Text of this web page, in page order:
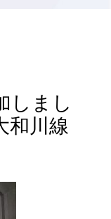
しまし
和川線